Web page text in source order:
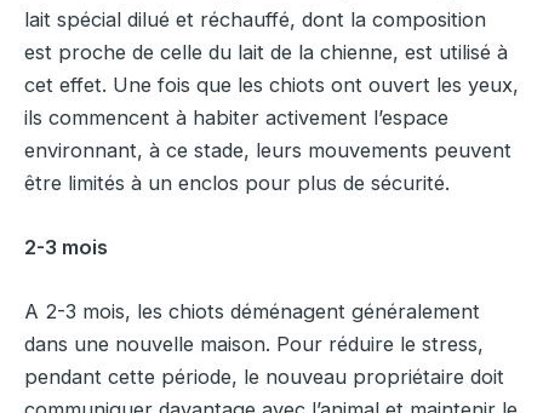
lait spécial dilué et réchauffé, dont la composition
est proche de celle du lait de la chienne, est utilisé à
cet effet. Une fois que les chiots ont ouvert les yeux,
ils commencent à habiter activement l’espace
environnant, à ce stade, leurs mouvements peuvent
être limités à un enclos pour plus de sécurité.
2-3 mois
A 2-3 mois, les chiots déménagent généralement
dans une nouvelle maison. Pour réduire le stress,
pendant cette période, le nouveau propriétaire doit